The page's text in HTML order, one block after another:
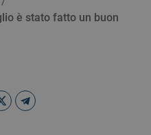
è stato fatto un buon